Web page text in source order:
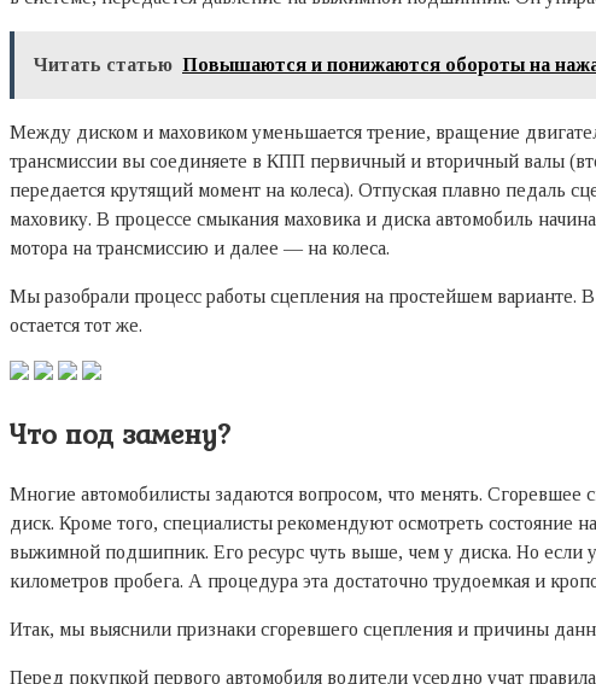
Читать статью Повышаются и понижаются обороты на
Между диском и маховиком уменьшается трение, вращение
трансмиссии вы соединяете в КПП первичный и вторичный валы
передается крутящий момент на колеса). Отпуская плавно педаль
маховику. В процессе смыкания маховика и диска автомобиль
мотора на трансмиссию и далее — на колеса.
Мы разобрали процесс работы сцепления на простейшем варианте.
остается тот же.
Что под замену?
Многие автомобилисты задаются вопросом, что менять.
диск. Кроме того, специалисты рекомендуют осмотреть
выжимной подшипник. Его ресурс чуть выше, чем у диска. Но если
километров пробега. А процедура эта достаточно трудоемкая и
Итак, мы выяснили признаки сгоревшего сцепления и причины
Перед покупкой первого автомобиля водители усердно учат